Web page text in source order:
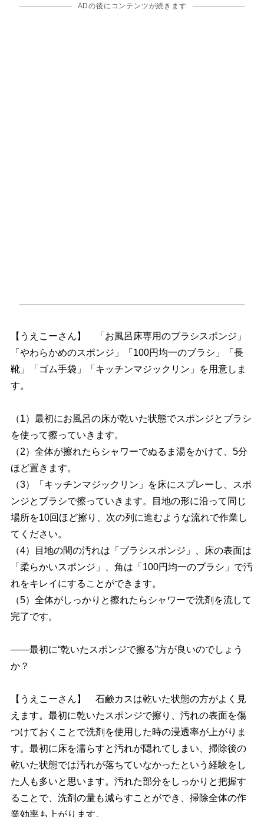
ADの後にコンテンツが続きます
【うえこーさん】 「お風呂床専用のブラシスポンジ」
「やわらかめのスポンジ」「100円均一のブラシ」「長
靴」「ゴム手袋」「キッチンマジックリン」を用意しま
す。
（1）最初にお風呂の床が乾いた状態でスポンジとブラシ
を使って擦っていきます。
（2）全体が擦れたらシャワーでぬるま湯をかけて、5分
ほど置きます。
（3）「キッチンマジックリン」を床にスプレーし、スポ
ンジとブラシで擦っていきます。目地の形に沿って同じ
場所を10回ほど擦り、次の列に進むような流れで作業し
てください。
（4）目地の間の汚れは「ブラシスポンジ」、床の表面は
「柔らかいスポンジ」、角は「100円均一のブラシ」で汚
れをキレイにすることができます。
（5）全体がしっかりと擦れたらシャワーで洗剤を流して
完了です。
――最初に“乾いたスポンジで擦る”方が良いのでしょう
か？
【うえこーさん】 石鹸カスは乾いた状態の方がよく見
えます。最初に乾いたスポンジで擦り、汚れの表面を傷
つけておくことで洗剤を使用した時の浸透率が上がりま
す。最初に床を濡らすと汚れが隠れてしまい、掃除後の
乾いた状態では汚れが落ちていなかったという経験をし
た人も多いと思います。汚れた部分をしっかりと把握す
ることで、洗剤の量も減らすことができ、掃除全体の作
業効率も上がります。